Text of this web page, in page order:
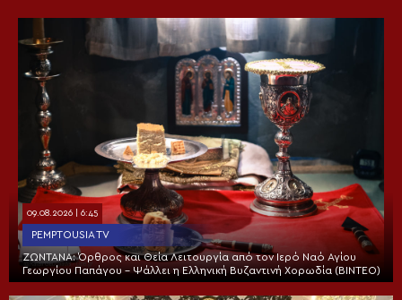
09.08.2026 | 6:45
PEMPTOUSIA TV
ΖΩΝΤΑΝΑ: Όρθρος και Θεία Λειτουργία από τον Ιερό Ναό Αγίου
Γεωργίου Παπάγου – Ψάλλει η Ελληνική Βυζαντινή Χορωδία (ΒΙΝΤΕΟ)